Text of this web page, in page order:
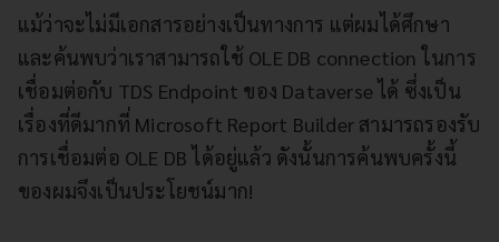
แม้ว่าจะไม่มีเอกสารอย่างเป็นทางการ แต่ผมได้ศึกษา
และค้นพบว่าเราสามารถใช้ OLE DB connection ในการ
เชื่อมต่อกับ TDS Endpoint ของ Dataverse ได้ ซึ่งเป็น
เรื่องที่ดีมากที่ Microsoft Report Builder สามารถรองรับ
การเชื่อมต่อ OLE DB ได้อยู่แล้ว ดังนั้นการค้นพบครั้งนี้
ของผมจึงเป็นประโยชน์มาก!